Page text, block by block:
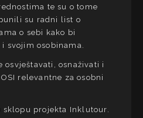
te su o tome
su radni list o
o sebi kako bi
svojim osobinama.
osvještavati, osnaživati i
relevantne za osobni
sklopu projekta Inklutour.